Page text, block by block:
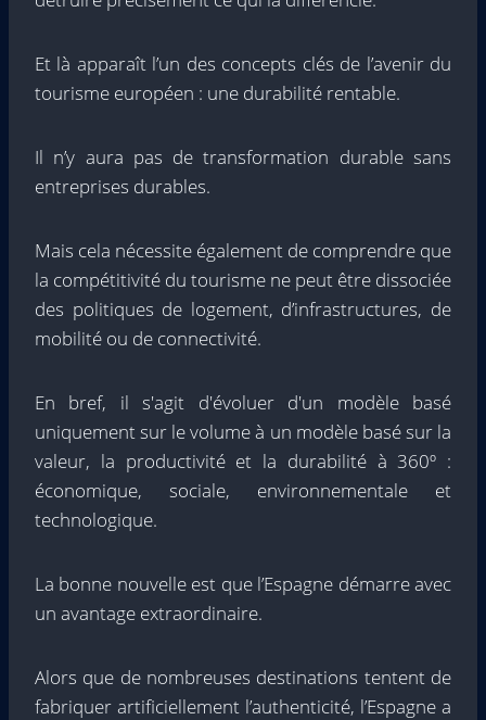
Et là apparaît l’un des concepts clés de l’avenir du
tourisme européen : une durabilité rentable.
Il n’y aura pas de transformation durable sans
entreprises durables.
Mais cela nécessite également de comprendre que
la compétitivité du tourisme ne peut être dissociée
des politiques de logement, d’infrastructures, de
mobilité ou de connectivité.
En bref, il s'agit d'évoluer d'un modèle basé
uniquement sur le volume à un modèle basé sur la
valeur, la productivité et la durabilité à 360º :
économique, sociale, environnementale et
technologique.
La bonne nouvelle est que l’Espagne démarre avec
un avantage extraordinaire.
Alors que de nombreuses destinations tentent de
fabriquer artificiellement l’authenticité, l’Espagne a